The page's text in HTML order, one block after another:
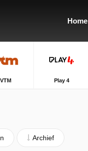
Home
VTM Play 4
Archief